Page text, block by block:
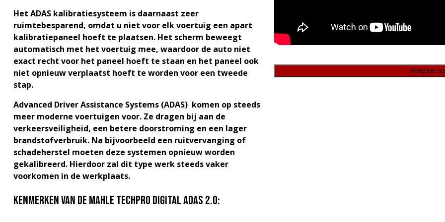
Het ADAS kalibratiesysteem is daarnaast zeer
ruimtebesparend, omdat u niet voor elk voertuig een apart
kalibratiepaneel hoeft te plaatsen. Het scherm beweegt
automatisch met het voertuig mee, waardoor de auto niet
exact recht voor het paneel hoeft te staan en het paneel ook
niet opnieuw verplaatst hoeft te worden voor een tweede
stap.
Advanced Driver Assistance Systems (ADAS) komen op steeds
meer moderne voertuigen voor. Ze dragen bij aan de
verkeersveiligheid, een betere doorstroming en een lager
brandstofverbruik. Na bijvoorbeeld een ruitvervanging of
schadeherstel moeten deze systemen opnieuw worden
gekalibreerd. Hierdoor zal dit type werk steeds vaker
voorkomen in de werkplaats.
Kenmerken van de Mahle TechPro Digital ADAS 2.0:
Voeg toe